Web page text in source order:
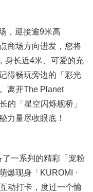
，迎接逾9米高
商场方向进发，您将
身长近4米、可爱的充
得畅玩旁边的「彩光
离开The Planet
的「星空闪烁舰桥」
力量尽收眼底！
一系列的精彩「宠粉
爆现身「KUROMI ·
动打卡，度过一个愉